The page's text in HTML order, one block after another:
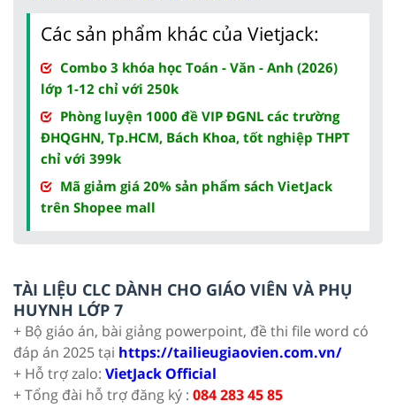
Các sản phẩm khác của Vietjack:
Combo 3 khóa học Toán - Văn - Anh (2026)
lớp 1-12 chỉ với 250k
Phòng luyện 1000 đề VIP ĐGNL các trường
ĐHQGHN, Tp.HCM, Bách Khoa, tốt nghiệp THPT
chỉ với 399k
Mã giảm giá 20% sản phẩm sách VietJack
trên Shopee mall
TÀI LIỆU CLC DÀNH CHO GIÁO VIÊN VÀ PHỤ
HUYNH LỚP 7
+ Bộ giáo án, bài giảng powerpoint, đề thi file word có
đáp án 2025 tại https://tailieugiaovien.com.vn/
+ Hỗ trợ zalo: VietJack Official
+ Tổng đài hỗ trợ đăng ký : 084 283 45 85